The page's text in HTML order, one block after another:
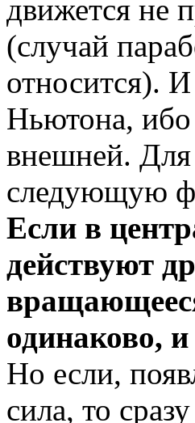
движется не
(случай
относится).
Ньютона, ибо
внешней.
следующую
Если в
действуют
одинаково,
Но если,
сила, то